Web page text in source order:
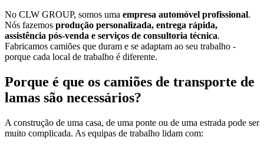
No CLW GROUP, somos uma empresa automóvel profissional.
Nós fazemos produção personalizada, entrega rápida,
assistência pós-venda e serviços de consultoria técnica.
Fabricamos camiões que duram e se adaptam ao seu trabalho -
porque cada local de trabalho é diferente.
Porque é que os camiões de transporte de
lamas são necessários?
A construção de uma casa, de uma ponte ou de uma estrada pode ser
muito complicada. As equipas de trabalho lidam com: